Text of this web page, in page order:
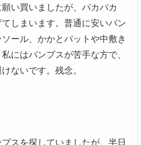
い買いましたが、パカパカ
しまいます。普通に安いパン
ール、かかとパットや中敷き
にはパンプスが苦手な方で、
ないです。残念。
スを探していましたが、半日